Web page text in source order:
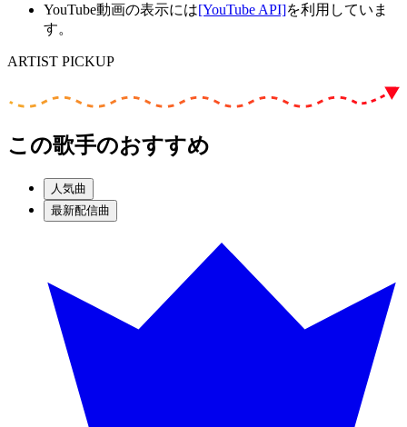
YouTube動画の表示には[YouTube API]を利用していま
す。
ARTIST PICKUP
この歌手のおすすめ
人気曲
最新配信曲